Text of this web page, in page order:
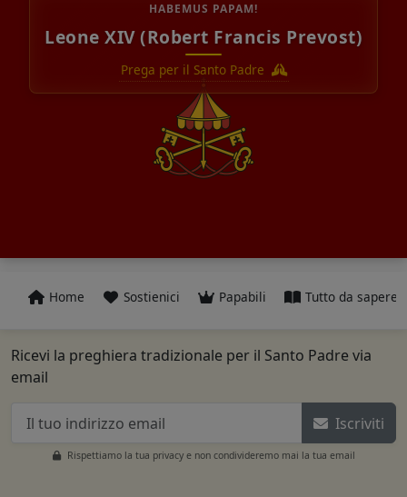
HABEMUS PAPAM!
Leone XIV (Robert Francis Prevost)
Prega per il Santo Padre
Home Sostienici Papabili Tutto da sapere
Ricevi la preghiera tradizionale per il Santo Padre via
email
Iscriviti
Rispettiamo la tua privacy e non condivideremo mai la tua email